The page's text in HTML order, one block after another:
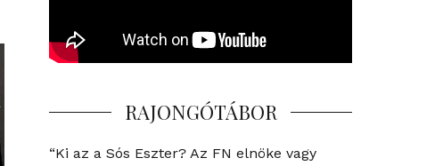
RAJONGÓTÁBOR
“Ki az a Sós Eszter? Az FN elnöke vagy